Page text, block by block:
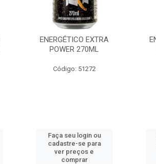
ENERGÉTICO EXTRA
POWER 270ML
Código: 51272
Faça seu login ou
cadastre-se para
ver preços e
comprar